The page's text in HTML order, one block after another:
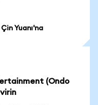
Yuanı'na
(Ondo